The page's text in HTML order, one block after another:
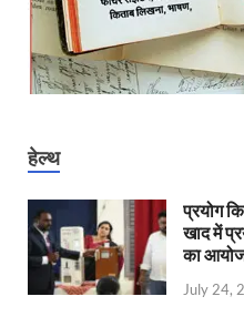
हेल्थ
प्रयोग
खाद में
का
July 24,